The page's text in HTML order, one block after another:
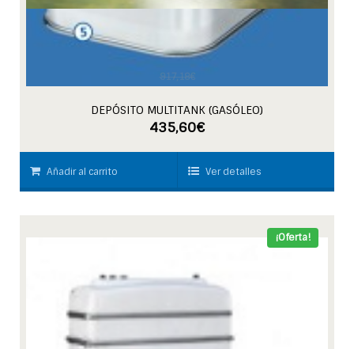
DEPÓSITO MULTITANK (GASÓLEO)
917,18€
435,60€
Añadir al carrito Ver detalles
¡Oferta!